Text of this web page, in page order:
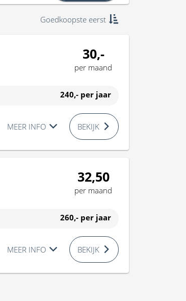
Goedkoopste eerst
30,-
per maand
240,- per jaar
MEER INFO BEKIJK
32,50
per maand
260,- per jaar
MEER INFO BEKIJK